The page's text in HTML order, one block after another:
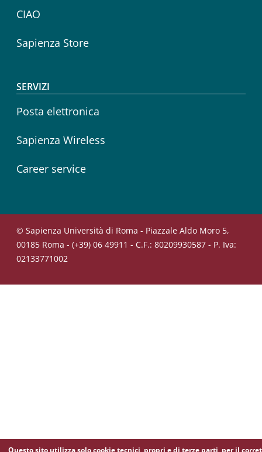
CIAO
Sapienza Store
SERVIZI
Posta elettronica
Sapienza Wireless
Career service
© Sapienza Università di Roma - Piazzale Aldo Moro 5,
00185 Roma - (+39) 06 49911 - C.F.: 80209930587 - P. Iva:
02133771002
Questo sito utilizza solo cookie tecnici, propri e di terze parti, per il